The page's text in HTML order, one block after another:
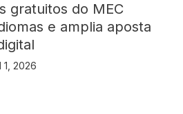
gratuitos do MEC
e amplia aposta
1, 2026